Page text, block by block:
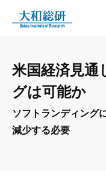
米国経済見
グは可能か
ソフトランディング
減少する必要